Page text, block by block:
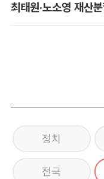
최태원·노소영 재산
정치
전국